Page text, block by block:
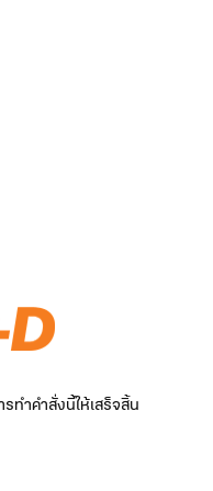
ทำคำสั่งนี้ให้เสร็จสิ้น